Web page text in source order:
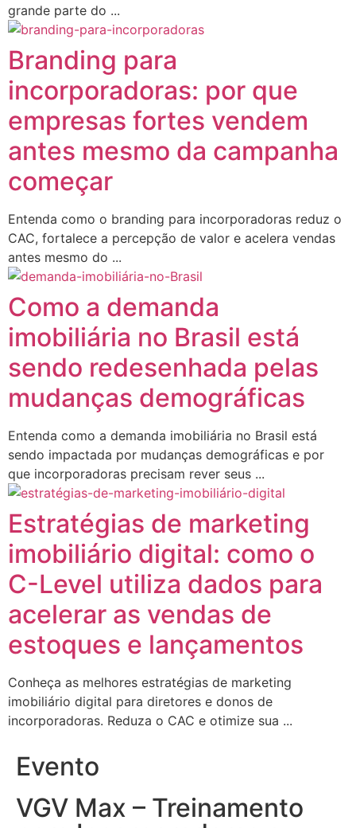
grande parte do ...
Branding para
incorporadoras: por que
empresas fortes vendem
antes mesmo da campanha
começar
Entenda como o branding para incorporadoras reduz o
CAC, fortalece a percepção de valor e acelera vendas
antes mesmo do ...
Como a demanda
imobiliária no Brasil está
sendo redesenhada pelas
mudanças demográficas
Entenda como a demanda imobiliária no Brasil está
sendo impactada por mudanças demográficas e por
que incorporadoras precisam rever seus ...
Estratégias de marketing
imobiliário digital: como o
C-Level utiliza dados para
acelerar as vendas de
estoques e lançamentos
Conheça as melhores estratégias de marketing
imobiliário digital para diretores e donos de
incorporadoras. Reduza o CAC e otimize sua ...
Evento
VGV Max – Treinamento